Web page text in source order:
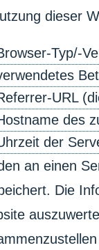
dieser
Typ/-
URL
des
der
an einen
Die